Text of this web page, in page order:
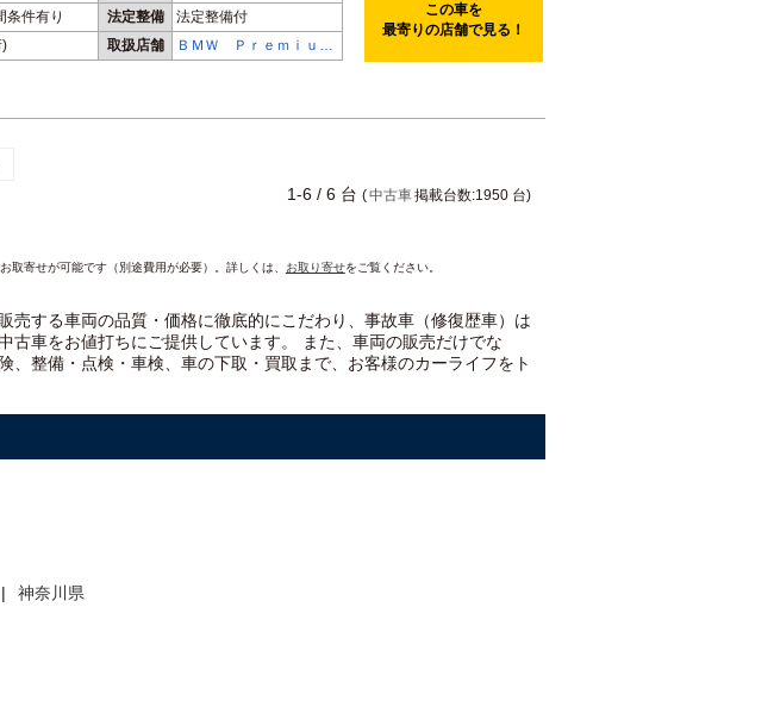
条件有り 法定整備
法定整備付
) 取扱店舗
ＢＭＷ Ｐｒｅｍｉｕ
ｍ Ｓｅｌｅｃｔｉｏ
この車を
最寄りの店舗で見る！
1-6 / 6 台 (中古車掲載台数:1950 台)
寄せが可能です（別途費用が必要）。詳しくは、 お取り寄せをご覧ください。
売する車両の品質・価格に徹底的にこだわり、事故車（修復歴車）は
古車をお値打ちに ご提供しています。 また、車両の販売だけでな
整備・点検・車検、車の下取・買取まで、お客様のカーライフをト
神奈川県